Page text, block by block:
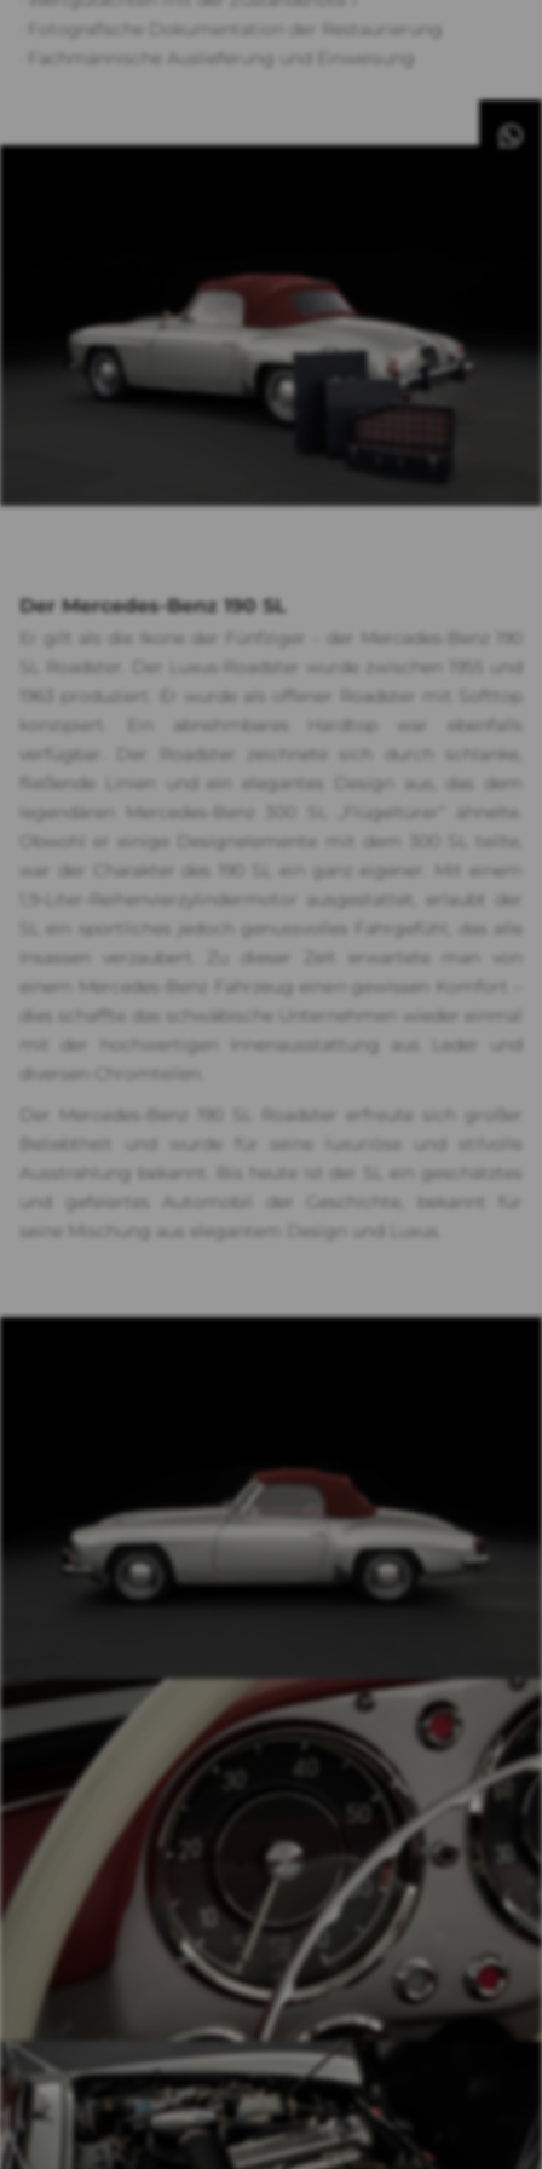
· Fotografische Dokumentation der Restaurierung
· Fachmännische Auslieferung und Einweisung
Der Mercedes-Benz 190 SL
Er gilt als die Ikone der Fünfziger – der Mercedes-Benz 190
SL Roadster. Der Luxus-Roadster wurde zwischen 1955 und
1963 produziert. Er wurde als offener Roadster mit Softtop
konzipiert. Ein abnehmbares Hardtop war ebenfalls
verfügbar. Der Roadster zeichnete sich durch schlanke,
fließende Linien und ein elegantes Design aus, das dem
legendären Mercedes-Benz 300 SL „Flügeltürer“ ähnelte.
Obwohl er einige Designelemente mit dem 300 SL teilte,
war der Charakter des 190 SL ein ganz eigener. Mit einem
1,9-Liter-Reihenvierzylindermotor ausgestattet, erlaubt der
SL ein sportliches jedoch genussvolles Fahrgefühl, das alle
Insassen verzaubert. Zu dieser Zeit erwartete man von
einem Mercedes-Benz Fahrzeug einen gewissen Komfort –
dies schaffte das schwäbische Unternehmen wieder einmal
mit der hochwertigen Innenausstattung aus Leder und
diversen Chromteilen.
Der Mercedes-Benz 190 SL Roadster erfreute sich großer
Beliebtheit und wurde für seine luxuriöse und stilvolle
Ausstrahlung bekannt. Bis heute ist der SL ein geschätztes
und gefeiertes Automobil der Geschichte, bekannt für
seine Mischung aus elegantem Design und Luxus.